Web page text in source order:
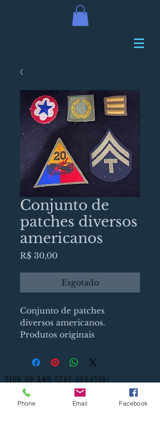
Conjunto de
patches diversos
americanos
R$ 30,00Preço
Esgotado
Conjunto de patches
diversos americanos.
Produtos originais
SIGN UP AND STAY UPDATED!
Phone Email Facebook